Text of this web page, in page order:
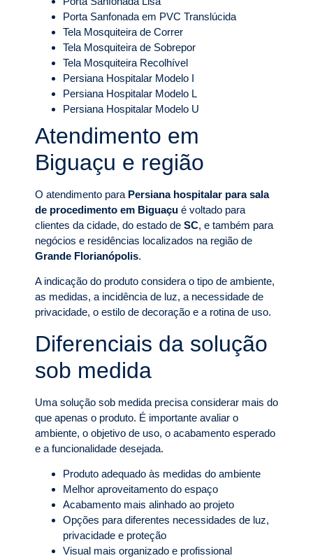
Porta Sanfonada em PVC Translúcida
Tela Mosquiteira de Correr
Tela Mosquiteira de Sobrepor
Tela Mosquiteira Recolhível
Persiana Hospitalar Modelo I
Persiana Hospitalar Modelo L
Persiana Hospitalar Modelo U
Atendimento em
Biguaçu e região
O atendimento para Persiana hospitalar para sala
de procedimento em Biguaçu é voltado para
clientes da cidade, do estado de SC, e também para
negócios e residências localizados na região de
Grande Florianópolis.
A indicação do produto considera o tipo de ambiente,
as medidas, a incidência de luz, a necessidade de
privacidade, o estilo de decoração e a rotina de uso.
Diferenciais da solução
sob medida
Uma solução sob medida precisa considerar mais do
que apenas o produto. É importante avaliar o
ambiente, o objetivo de uso, o acabamento esperado
e a funcionalidade desejada.
Produto adequado às medidas do ambiente
Melhor aproveitamento do espaço
Acabamento mais alinhado ao projeto
Opções para diferentes necessidades de luz,
privacidade e proteção
Visual mais organizado e profissional